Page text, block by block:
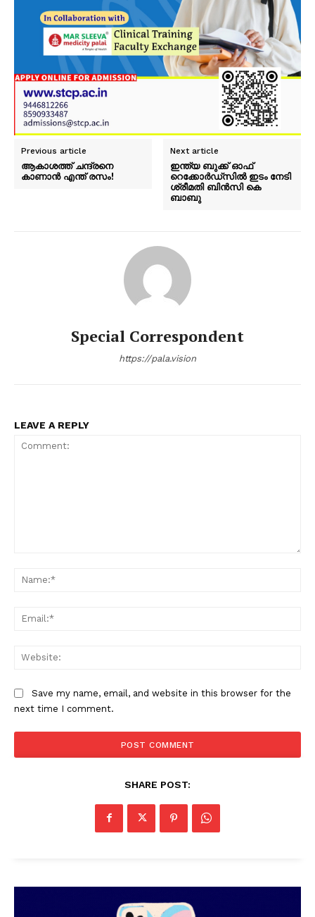
PALA VISION
Previous article
ആകാശത്ത് ചന്ദ്രനെ
കാണാൻ എന്ത് രസം!
Next article
ഇന്ത്യ ബുക്ക് ഓഫ്
റെക്കോർഡ്സിൽ ഇടം നേടി
ശ്രീമതി ബിൻസി കെ
ബാബു
Special Correspondent
https://pala.vision
LEAVE A REPLY
Save my name, email, and website in this browser for the
next time I comment.
SHARE POST: